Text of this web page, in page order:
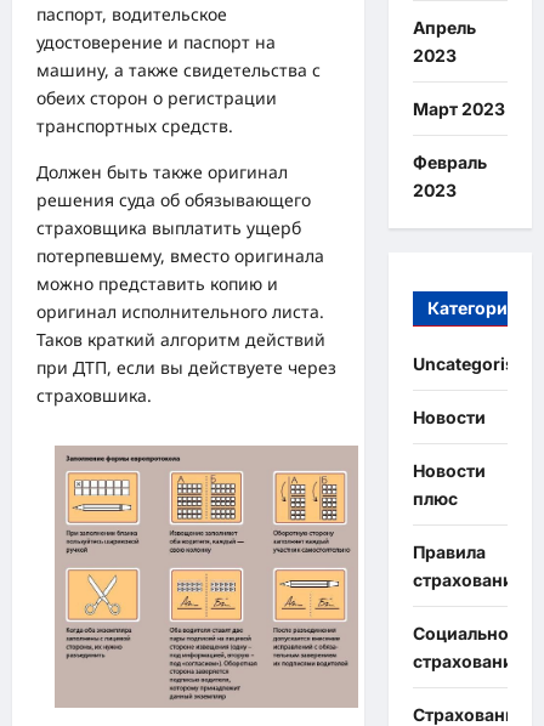
паспорт, водительское
удостоверение и паспорт на
машину, а также свидетельства с
обеих сторон о регистрации
транспортных средств.
Должен быть также оригинал
решения суда об обязывающего
страховщика выплатить ущерб
потерпевшему, вместо оригинала
можно представить копию и
оригинал исполнительного листа.
Таков краткий алгоритм действий
при ДТП, если вы действуете через
страховшика.
Апрель
2023
Март 2023
Февраль
2023
Категории
Uncategorised
Новости
Новости
плюс
Правила
страхования
Социальное
страхование
Страхование